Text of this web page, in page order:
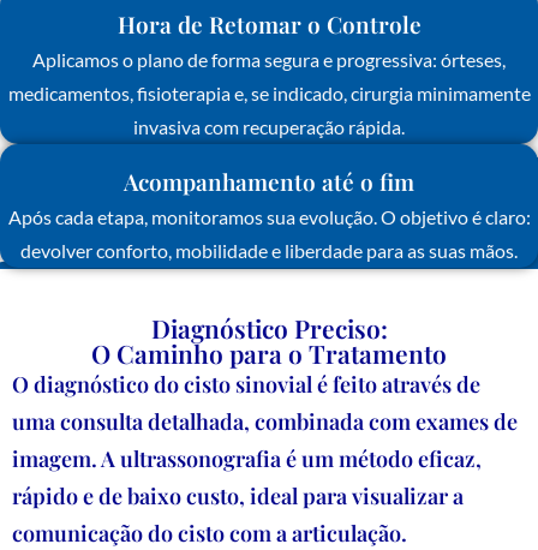
Hora de Retomar o Controle
Aplicamos o plano de forma segura e progressiva: órteses,
medicamentos, fisioterapia e, se indicado, cirurgia minimamente
invasiva com recuperação rápida.
Acompanhamento até o fim
Após cada etapa, monitoramos sua evolução. O objetivo é claro:
devolver conforto, mobilidade e liberdade para as suas mãos.
Diagnóstico Preciso:
O Caminho para o Tratamento
O diagnóstico do cisto sinovial é feito através de
uma consulta detalhada, combinada com exames de
imagem. A ultrassonografia é um método eficaz,
rápido e de baixo custo, ideal para visualizar a
comunicação do cisto com a articulação.